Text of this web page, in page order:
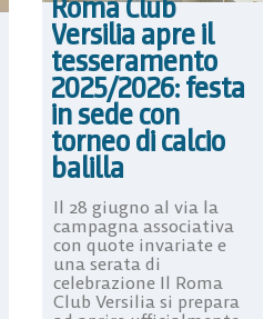
Versilia apre il
tesseramento
2025/2026: festa
in sede con
torneo di calcio
balilla
Il 28 giugno al via la
campagna associativa
con quote invariate e
una serata di
celebrazione Il Roma
Club Versilia si prepara